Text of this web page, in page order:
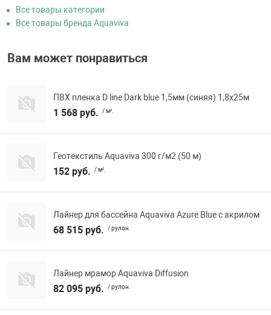
Все товары категории
Все товары бренда Aquaviva
Вам может понравиться
ПВХ пленка D line Dark blue 1,5мм (синяя) 1,8х25м
1 568 руб. / м².
Геотекстиль Aquaviva 300 г/м2 (50 м)
152 руб. / м².
Лайнер для бассейна Aquaviva Azure Blue с акрилом
68 515 руб. / рулон.
Лайнер мрамор Aquaviva Diffusion
82 095 руб. / рулон.